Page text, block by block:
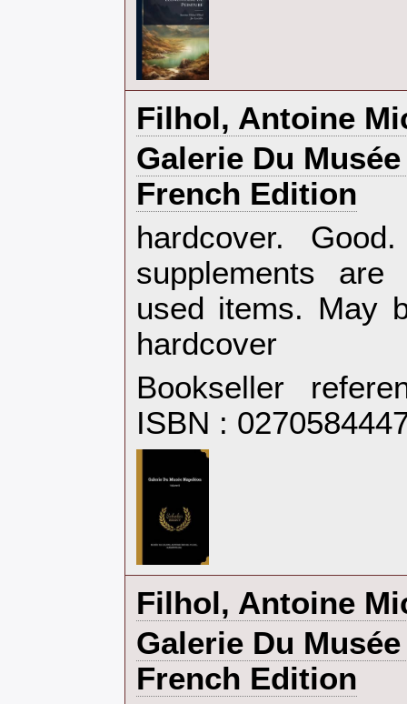
‎Filhol, Antoine
‎Galerie Du
French Edition‎
‎hardcover.
supplements
used items. May
hardcover‎
Bookseller
ISBN :
‎Filhol, Antoine
‎Galerie Du
French Edition‎